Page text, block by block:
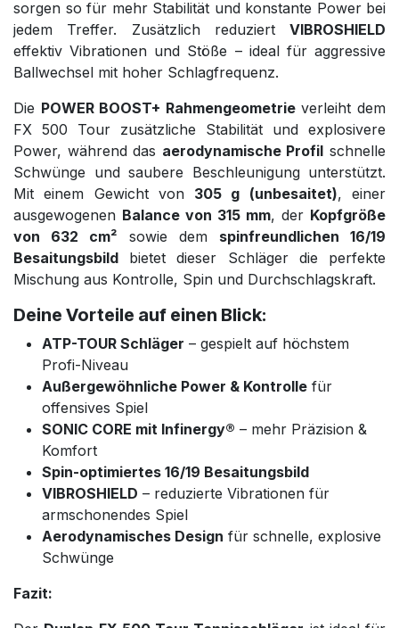
sorgen so für mehr Stabilität und konstante Power bei
jedem Treffer. Zusätzlich reduziert VIBROSHIELD
effektiv Vibrationen und Stöße – ideal für aggressive
Ballwechsel mit hoher Schlagfrequenz.
Die POWER BOOST+ Rahmengeometrieverleiht dem
FX 500 Tour zusätzliche Stabilität und explosivere
Power, während das aerodynamische Profil schnelle
Schwünge und saubere Beschleunigung unterstützt.
Mit einem Gewicht von 305 g (unbesaitet), einer
ausgewogenen Balance von 315 mm, der Kopfgröße
von 632 cm² sowie dem spinfreundlichen 16/19
Besaitungsbild bietet dieser Schläger die perfekte
Mischung aus Kontrolle, Spin und Durchschlagskraft.
Deine Vorteile auf einen Blick:
ATP-TOUR Schläger – gespielt auf höchstem
Profi-Niveau
Außergewöhnliche Power & Kontrolle für
offensives Spiel
SONIC CORE mit Infinergy® – mehr Präzision &
Komfort
Spin-optimiertes 16/19 Besaitungsbild
VIBROSHIELD – reduzierte Vibrationen für
armschonendes Spiel
Aerodynamisches Design für schnelle, explosive
Schwünge
Fazit: